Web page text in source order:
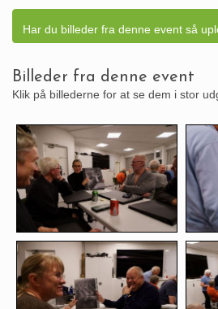
Har du billeder fra denne event så
Billeder fra denne event
Klik på billederne for at se dem i stor